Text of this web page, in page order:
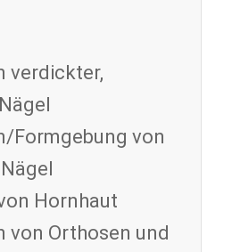
verdickter,
Formgebung von
Hornhaut
von Orthosen und